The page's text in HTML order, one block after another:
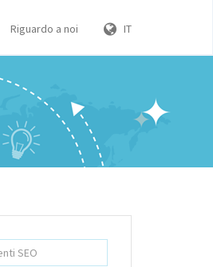
Riguardo a noi IT